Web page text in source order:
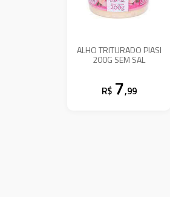
ALHO TRITURADO PIASI
200G SEM SAL
R$ 7,99